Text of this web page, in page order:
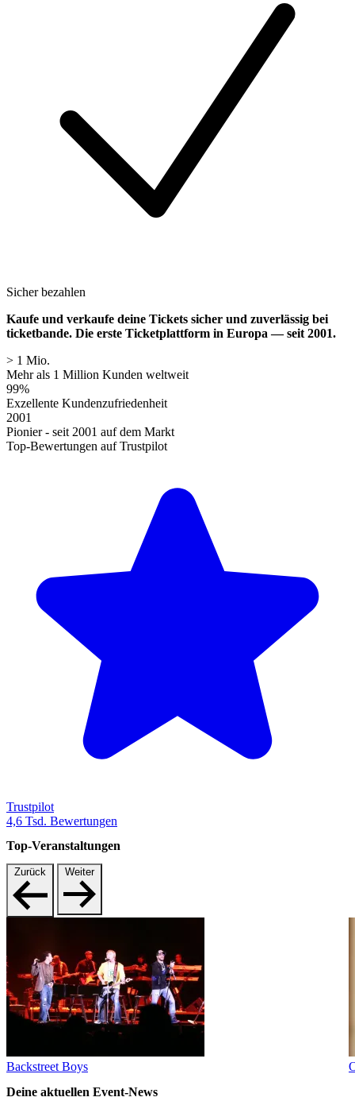
Sicher bezahlen
Kaufe und verkaufe deine Tickets sicher und zuverlässig bei
ticketbande. Die erste Ticketplattform in Europa — seit 2001.
> 1 Mio.
Mehr als 1 Million Kunden weltweit
99%
Exzellente Kundenzufriedenheit
2001
Pionier - seit 2001 auf dem Markt
Top-Bewertungen auf Trustpilot
Trustpilot
4,6 Tsd. Bewertungen
Top-Veranstaltungen
Zurück Weiter
Backstreet Boys
Deine aktuellen Event-News